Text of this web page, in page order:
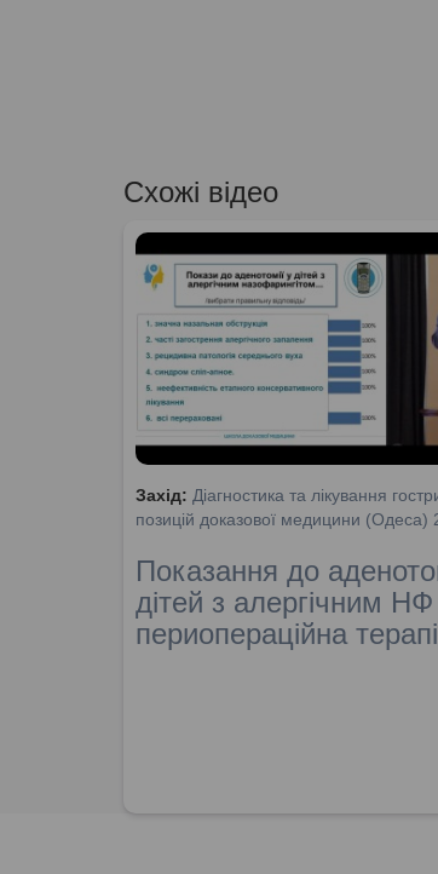
Схожі відео
Захід: Діагностика та лікування
позицій доказової медицини (Одеса)
Показання до
дітей з алергічним
периопераційна